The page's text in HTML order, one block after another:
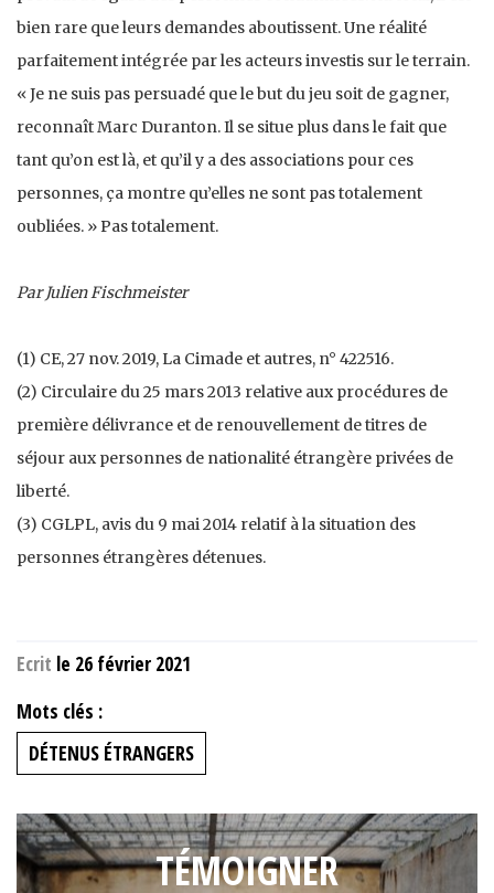
bien rare que leurs demandes aboutissent. Une réalité
parfaitement intégrée par les acteurs investis sur le terrain.
« Je ne suis pas persuadé que le but du jeu soit de gagner,
reconnaît Marc Duranton. Il se situe plus dans le fait que
tant qu’on est là, et qu’il y a des associations pour ces
personnes, ça montre qu’elles ne sont pas totalement
oubliées. » Pas totalement.
Par Julien Fischmeister
(1) CE, 27 nov. 2019, La Cimade et autres, n° 422516.
(2) Circulaire du 25 mars 2013 relative aux procédures de
première délivrance et de renouvellement de titres de
séjour aux personnes de nationalité étrangère privées de
liberté.
(3) CGLPL, avis du 9 mai 2014 relatif à la situation des
personnes étrangères détenues.
Ecrit le 26 février 2021
Mots clés :
DÉTENUS ÉTRANGERS
TÉMOIGNER